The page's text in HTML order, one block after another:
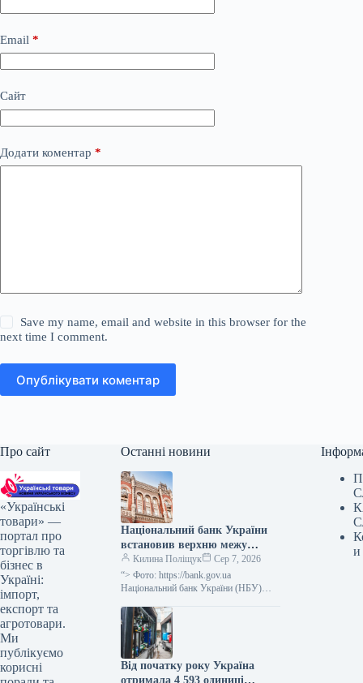
Email *
Сайт
Додати коментар *
Save my name, email and website in this browser for the
next time I comment.
Опублікувати коментар
Про сайт
«Українські
товари» —
портал про
торгівлю та
бізнес в
Україні:
імпорт,
експорт та
агротовари.
Ми
публікуємо
корисні
Останні новини
Національний банк України
встановив верхню межу
відсоткової ставки за
тримісячними депозитними
сертифікатами, яка не
плюс 3,5 процентних пункти.
Килина Поліщук
Сер 7, 2026
“> Фото: https://bank.gov.ua
Національний банк України (НБУ)
тримісячними обмеженими
депозитними сертифікатами, який
дорівнює обліковій ставці плюс…
Від початку року Україна
отримала 4 593 одиниці
и